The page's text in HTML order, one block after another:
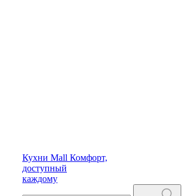
Кухни Mall Комфорт,
доступный
каждому